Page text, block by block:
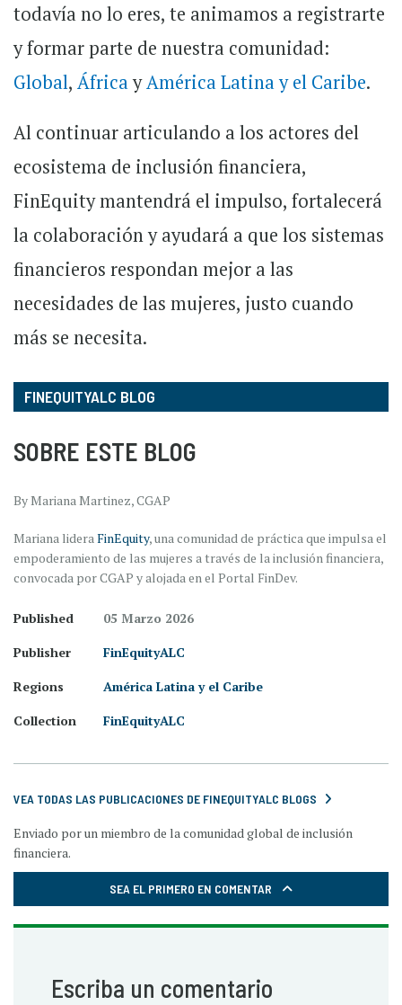
todavía no lo eres, te animamos a registrarte
y formar parte de nuestra comunidad:
Global, ÁfricayAmérica Latina y el Caribe.
Al continuar articulando a los actores del
ecosistema de inclusión financiera,
FinEquity mantendrá el impulso, fortalecerá
la colaboración y ayudará a que los sistemas
financieros respondan mejor a las
necesidades de las mujeres, justo cuando
más se necesita.
FINEQUITYALC BLOG
SOBRE ESTE BLOG
By Mariana Martinez, CGAP
Mariana lideraFinEquity, una comunidad de práctica que impulsa el
empoderamiento de las mujeres a través de la inclusión financiera,
convocada por CGAP y alojada en el Portal FinDev.
Published
05 Marzo 2026
Publisher
FinEquityALC
Regions
América Latina y el Caribe
Collection
FinEquityALC
VEA TODAS LAS PUBLICACIONES DE FINEQUITYALC BLOGS
Enviado por un miembro de la comunidad global de inclusión
financiera.
SEA EL PRIMERO EN COMENTAR
Escriba un comentario